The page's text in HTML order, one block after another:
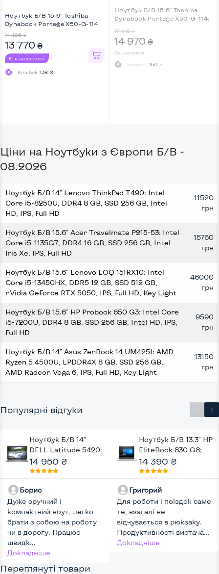
Ноутбук Б/В 15.6" Toshiba
Dynabook Portege X50-G-114:
IPS, Full HD, 4G (LTE), Key
Light
14 196 ₴
13 770 ₴
Є в наявності
Кешбек 138 ₴
Ноутбук Б/В 15.6" Toshiba
Dynabook Portege X50-G-114:
GB, SSD 512 GB, Intel UHD, IPS,
Full HD, 4G (LTE), Key Light
17 612 ₴
14 970 ₴
Закінчився
Кешбек 150 ₴
Ціни на Ноутбуки з Європи Б/В -
08.2026
Ноутбук Б/В 14" Lenovo ThinkPad T490: Intel
Core i5-8250U, DDR4 8 GB, SSD 256 GB, Intel
HD, IPS, Full HD
11520
грн
Ноутбук Б/В 15.6" Acer Travelmate P215-53: Intel
Core i5-1135G7, DDR4 16 GB, SSD 256 GB, Intel
Iris Xe, IPS, Full HD
15760
грн
Ноутбук Б/В 15.6" Lenovo LOQ 15IRX10: Intel
Core i5-13450HX, DDR5 12 GB, SSD 512 GB,
nVidia GeForce RTX 5050, IPS, Full HD, Key Light
46000
грн
Ноутбук Б/В 15.6" HP Probook 650 G3: Intel Core
i5-7200U, DDR4 8 GB, SSD 256 GB, Intel HD, IPS,
Full HD
9590
грн
Ноутбук Б/В 14" Asus ZenBook 14 UM425I: AMD
Ryzen 5 4500U, LPDDR4X 8 GB, SSD 256 GB,
AMD Radeon Vega 6, IPS, Full HD, Key Light
13150
грн
Популярні відгуки
Ноутбук Б/В 14"
DELL Latitude 5420:
Intel Core i7-1165G7,
DDR4 16 GB, SSD 256
GB, Intel Iris Xe, IPS,
Full HD,
Touchscreen, Key
Light
14 950 ₴
Борис
Дуже зручний і
компактний ноут, легко
брати з собою на роботу
чи в дорогу. Працює
швидк...
Докладніше
Ноутбук Б/В 13.3" HP
EliteBook 830 G8:
Intel Core i5-1145G7,
DDR4 16 GB, SSD 256
GB, Intel UHD, IPS,
Full HD, Key Light
14 390 ₴
Григорий
Для роботи і поїздок саме
те, взагалі не
відчувається в рюкзаку.
Продуктивності вистача...
Докладніше
Переглянуті товари